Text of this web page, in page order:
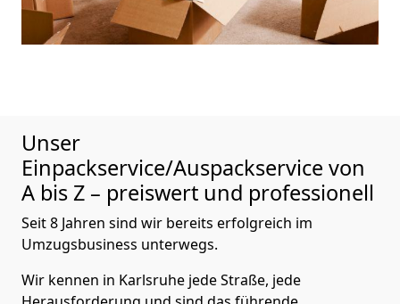
Unser
Einpackservice/Auspackservice von
A bis Z – preiswert und professionell
Seit 8 Jahren sind wir bereits erfolgreich im
Umzugsbusiness unterwegs.
Wir kennen in Karlsruhe jede Straße, jede